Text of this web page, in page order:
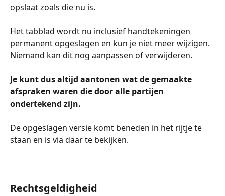
opslaat zoals die nu is.
Het tabblad wordt nu inclusief handtekeningen
permanent opgeslagen en kun je niet meer wijzigen.
Niemand kan dit nog aanpassen of verwijderen.
Je kunt dus altijd aantonen wat de gemaakte
afspraken waren die door alle partijen
ondertekend zijn.
De opgeslagen versie komt beneden in het rijtje te
staan en is via daar te bekijken.
Rechtsgeldigheid